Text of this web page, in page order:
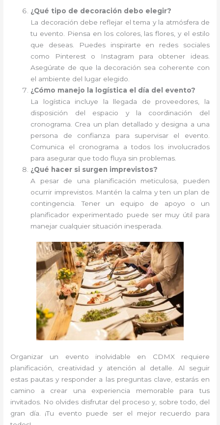
¿Qué tipo de decoración debo elegir?
La decoración debe reflejar el tema y la atmósfera de
tu evento. Piensa en los colores, las flores, y el estilo
que deseas. Puedes inspirarte en redes sociales
como Pinterest o Instagram para obtener ideas.
Asegúrate de que la decoración sea coherente con
el ambiente del lugar elegido.
¿Cómo manejo la logística el día del evento?
La logística incluye la llegada de proveedores, la
disposición del espacio y la coordinación del
cronograma. Crea un plan detallado y designa a una
persona de confianza para supervisar el evento.
Comunica el cronograma a todos los involucrados
para asegurar que todo fluya sin problemas.
¿Qué hacer si surgen imprevistos?
A pesar de una planificación meticulosa, pueden
ocurrir imprevistos. Mantén la calma y ten un plan de
contingencia. Tener un equipo de apoyo o un
planificador experimentado puede ser muy útil para
manejar cualquier situación inesperada.
Organizar un evento inolvidable en CDMX requiere
planificación, creatividad y atención al detalle. Al seguir
estas pautas y responder a las preguntas clave, estarás en
camino a crear una experiencia memorable para tus
invitados. No olvides disfrutar del proceso y, sobre todo, del
gran día. ¡Tu evento puede ser el mejor recuerdo para